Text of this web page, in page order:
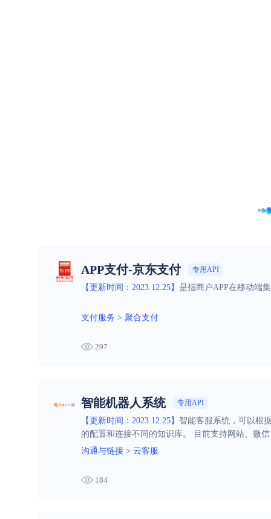
APP支付-京东支付 专用API
【更新时间：2023.12.25】 是指商户APP在移动端
支付服务 > 聚合支付
297
智能机器人系统 专用API
【更新时间：2023.12.25】 智能客服系统，可以根
的配置和连接不同的知识库。 目前支持网站、微
沟通与链接 > 云客服
184